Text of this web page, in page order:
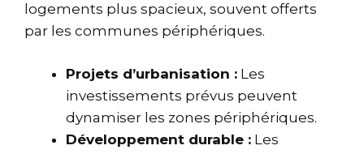
logements plus spacieux, souvent offerts
par les communes périphériques.
Projets d’urbanisation : Les
investissements prévus peuvent
dynamiser les zones périphériques.
Développement durable : Les